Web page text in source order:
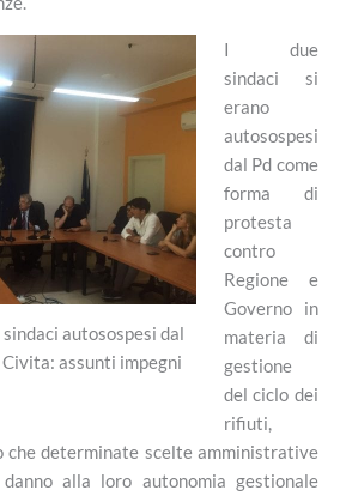
autosospesi dal
assunti impegni
I due
sindaci si
erano
autosospesi
dal Pd come
forma di
protesta
contro
Regione e
Governo in
materia di
gestione
del ciclo dei
rifiuti,
che determinate scelte amministrative
alla loro autonomia gestionale